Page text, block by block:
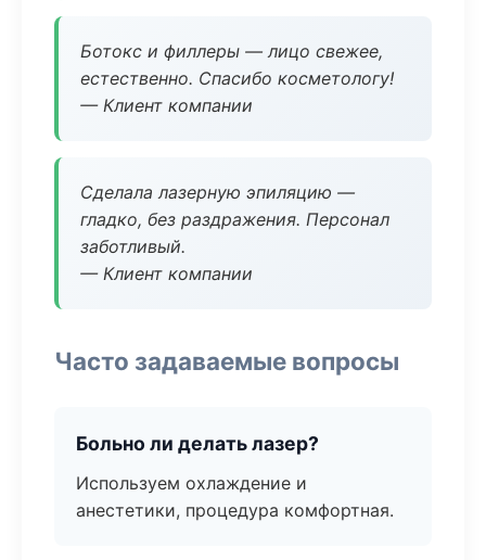
Ботокс и филлеры — лицо свежее,
естественно. Спасибо косметологу!
— Клиент компании
Сделала лазерную эпиляцию —
гладко, без раздражения. Персонал
заботливый.
— Клиент компании
Часто задаваемые вопросы
Больно ли делать лазер?
Используем охлаждение и
анестетики, процедура комфортная.